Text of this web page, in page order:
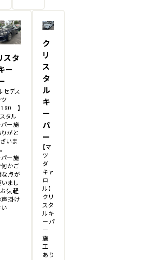
スタ
ー
セデス
ツ
】
タル
パー施
がと
いま
パー施
かご
な点が
まし
気軽
声掛け
ク
リ
ス
タ
ル
キ
ー
パ
ー
【マ
ツ
ダ
キャ
ロ
ル】
クリ
スタ
ルキ
ーパ
ー
施
工
あり